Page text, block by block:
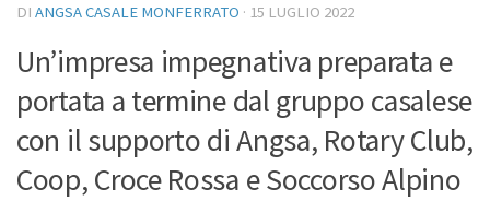
DI ANGSA CASALE MONFERRATO · 15 LUGLIO 2022
Un’impresa impegnativa preparata e
portata a termine dal gruppo casalese
con il supporto di Angsa, Rotary Club,
Coop, Croce Rossa e Soccorso Alpino